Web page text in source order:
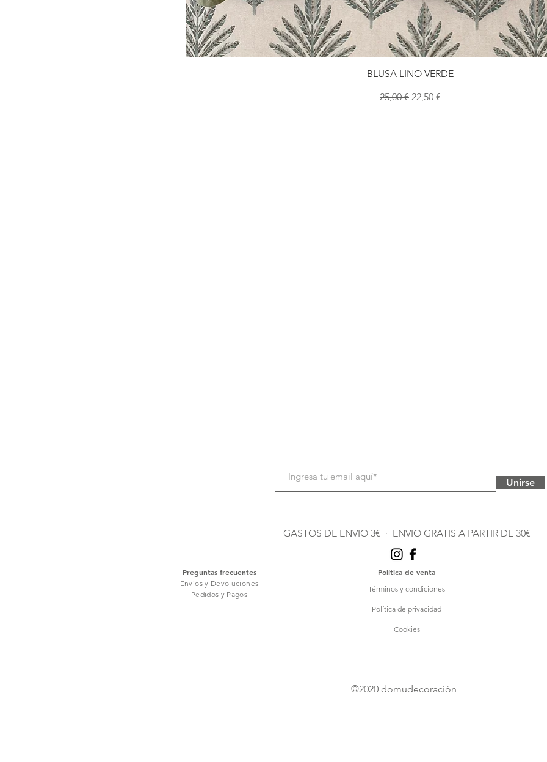
BLUSA LINO VERDE
Precio
25,00 € Precio de oferta
22,50 €
Unirse
GASTOS DE ENVIO 3€ · ENVIO GRATIS A PARTIR DE 30€
Política de venta
Términos y condiciones
Política de privacidad
Cookies
©2020 domudecoración
Preguntas frecuentes
Envíos y Devoluciones
Pedidos y Pagos